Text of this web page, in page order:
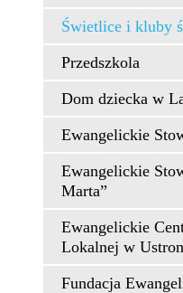
Świetlice i kluby
Przedszkola
Dom dziecka w
Ewangelickie
Ewangelickie
Marta”
Ewangelickie
Lokalnej w
Fundacja